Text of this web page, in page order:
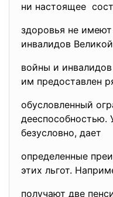
ни настоящее
здоровья не
инвалидов Великой
войны и
им предоставлен
обусловленный
дееспособностью.
безусловно, дает
определенные
этих льгот.
получают две